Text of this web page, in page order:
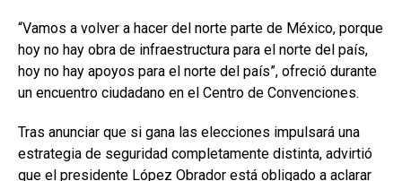
“Vamos a volver a hacer del norte parte de México, porque
hoy no hay obra de infraestructura para el norte del país,
hoy no hay apoyos para el norte del país”, ofreció durante
un encuentro ciudadano en el Centro de Convenciones.
Tras anunciar que si gana las elecciones impulsará una
estrategia de seguridad completamente distinta, advirtió
que el presidente López Obrador está obligado a aclarar